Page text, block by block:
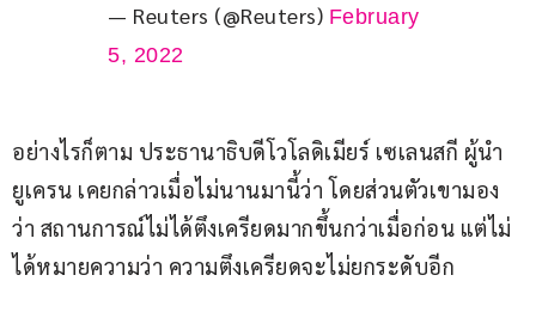
— Reuters (@Reuters) February
5, 2022
อย่างไรก็ตาม ประธานาธิบดีโวโลดิเมียร์ เซเลนสกี ผู้นำ
ยูเครน เคยกล่าวเมื่อไม่นานมานี้ว่า โดยส่วนตัวเขามอง
ว่า สถานการณ์ไม่ได้ตึงเครียดมากขึ้นกว่าเมื่อก่อน แต่ไม่
ได้หมายความว่า ความตึงเครียดจะไม่ยกระดับอีก